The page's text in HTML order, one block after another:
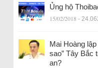
Ủng hộ
15/02/2018 -
Mai Hoàng
sao” Tây Bắc
an?